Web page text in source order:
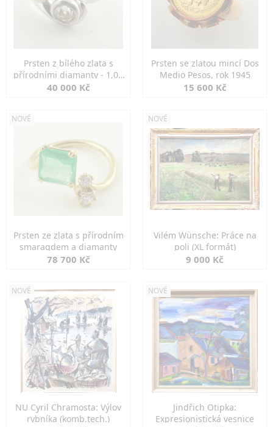
Prsten z bílého zlata s
přírodními diamanty - 1,00
ct
40 000 Kč
Prsten se zlatou mincí Dos
Medio Pesos, rok 1945
15 600 Kč
NOVÉ
Prsten ze zlata s přírodním
smaragdem a diamanty
78 700 Kč
NOVÉ
Vilém Wünsche: Práce na
poli (XL formát)
9 000 Kč
NOVÉ
NU Cyril Chramosta: Výlov
rybníka (komb.tech.)
NOVÉ
Jindřich Otipka:
Expresionistická vesnice